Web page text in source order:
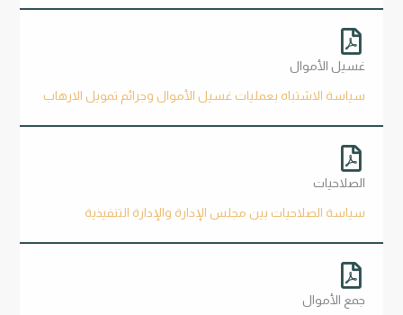
غسيل الأموال
سياسة الاشتباه بعمليات غسيل الأموال وجرائم تمويل الارهاب
الصلاحيات
سياسة الصلاحيات بين مجلس الإدارة والإدارة التنفيذية
جمع الأموال